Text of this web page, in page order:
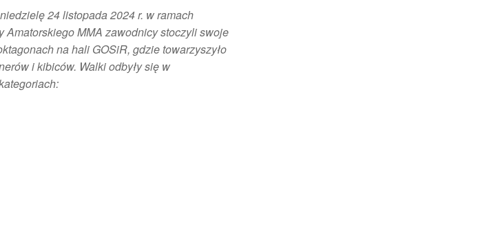
24 listopada 2024 r. w ramach
Amatorskiego MMA zawodnicy stoczyli swoje
na hali GOSiR, gdzie towarzyszyło
i kibiców. Walki odbyły się w